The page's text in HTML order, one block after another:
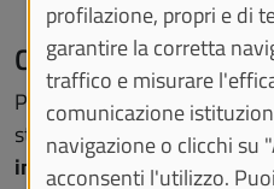
Come rinunciare
Per registrare la tua
studio è obbligatorio
informare l'ateneo estero
profilazione, propri e di
garantire la corretta
traffico e misurare
comunicazione
navigazione o clicchi su
acconsenti l'utilizzo.